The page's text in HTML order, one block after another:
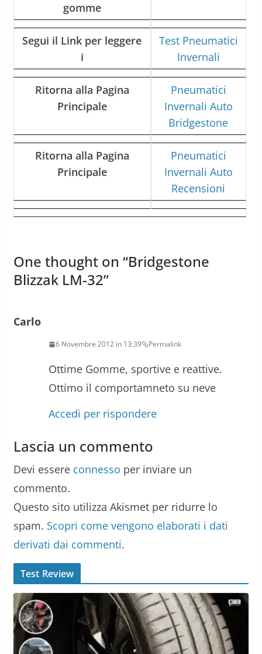
gomme
Segui il Link per leggere
i
Test Pneumatici
Invernali
Ritorna alla Pagina
Principale
Pneumatici
Invernali Auto
Bridgestone
Ritorna alla Pagina
Principale
Pneumatici
Invernali Auto
Recensioni
One thought on “Bridgestone
Blizzak LM-32”
Carlo
6 Novembre 2012 in 13:39 Permalink
Ottime Gomme, sportive e reattive.
Ottimo il comportamneto su neve
Accedi per rispondere
Lascia un commento
Devi essere connesso per inviare un
commento.
Questo sito utilizza Akismet per ridurre lo
spam. Scopri come vengono elaborati i dati
derivati dai commenti.
Test Review